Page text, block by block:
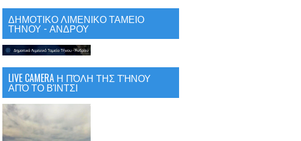
ΔΗΜΟΤΙΚΟ ΛΙΜΕΝΙΚΟ ΤΑΜΕΙΟ
ΤΗΝΟΥ - ΑΝΔΡΟΥ
LIVE CAMERA Η ΠΌΛΗ ΤΗΣ ΤΉΝΟΥ
ΑΠΌ ΤΟ ΒΊΝΤΣΙ